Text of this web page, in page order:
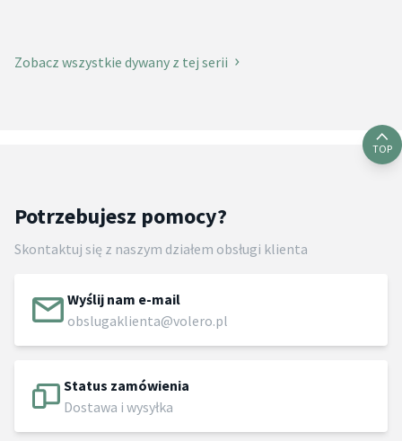
Zobacz wszystkie dywany z tej serii
TOP
Potrzebujesz pomocy?
Skontaktuj się z naszym działem obsługi klienta
Wyślij nam e-mail
obslugaklienta@volero.pl
Status zamówienia
Dostawa i wysyłka